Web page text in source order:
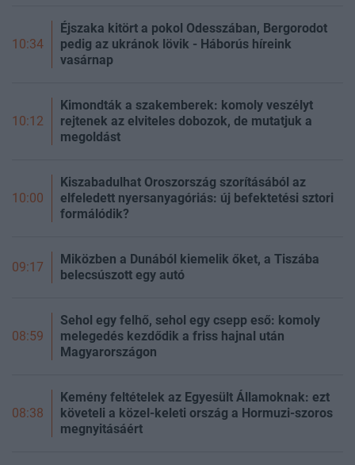
10:34
Éjszaka kitört a pokol Odesszában, Bergorodot
pedig az ukránok lövik - Háborús híreink
vasárnap
10:12
Kimondták a szakemberek: komoly veszélyt
rejtenek az elviteles dobozok, de mutatjuk a
megoldást
10:00
Kiszabadulhat Oroszország szorításából az
elfeledett nyersanyagóriás: új befektetési sztori
formálódik?
09:17
Miközben a Dunából kiemelik őket, a Tiszába
belecsúszott egy autó
08:59
Sehol egy felhő, sehol egy csepp eső: komoly
melegedés kezdődik a friss hajnal után
Magyarországon
08:38
Kemény feltételek az Egyesült Államoknak: ezt
követeli a közel-keleti ország a Hormuzi-szoros
megnyitásáért